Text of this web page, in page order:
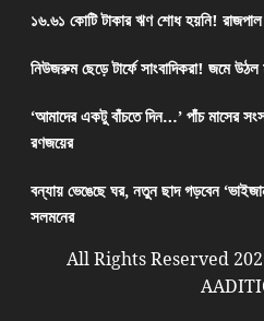
১৬.৬১ কোটি টাকার ঋণ শোধ হয়নি! রাজপাল
নিউজরুম ছেড়ে টার্ফে সাংবাদিকরা! জমে উঠল
‘আমাদের একটু বাঁচতে দিন…’ পাঁচ মাসের
রণজয়ের
বন্যায় ভেঙেছে ঘর, নতুন ছাদ গড়বেন
সলমনের
All Rights Reserved